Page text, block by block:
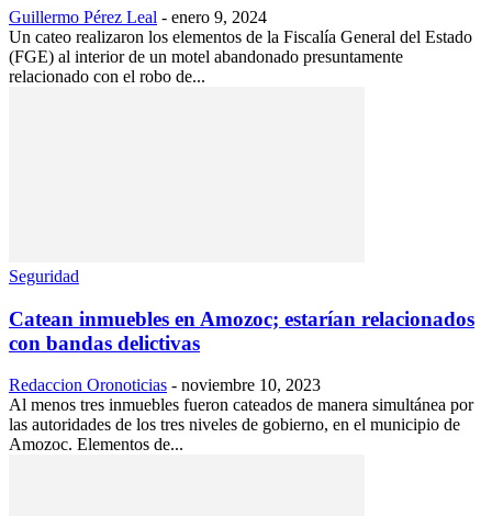
Guillermo Pérez Leal - enero 9, 2024
Un cateo realizaron los elementos de la Fiscalía General del Estado
(FGE) al interior de un motel abandonado presuntamente
relacionado con el robo de...
Seguridad
Catean inmuebles en Amozoc; estarían relacionados
con bandas delictivas
Redaccion Oronoticias - noviembre 10, 2023
Al menos tres inmuebles fueron cateados de manera simultánea por
las autoridades de los tres niveles de gobierno, en el municipio de
Amozoc. Elementos de...